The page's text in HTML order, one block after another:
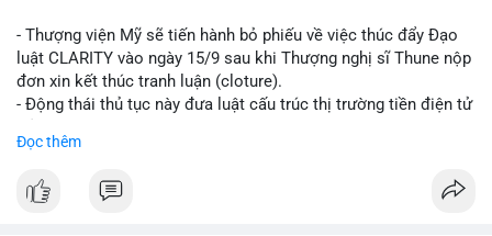
- Thượng viện Mỹ sẽ tiến hành bỏ phiếu về việc thúc đẩy Đạo
luật CLARITY vào ngày 15/9 sau khi Thượng nghị sĩ Thune nộp
đơn xin kết thúc tranh luận (cloture).
- Động thái thủ tục này đưa luật cấu trúc thị trường tiền điện tử
các điều khoản liên quan đến đạo đức và stablecoin.
rõ ràng cho thị trường tiền điện tử tại Mỹ.
Đọc thêm